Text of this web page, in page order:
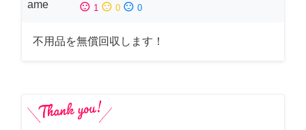
sentiment_satisfied 1 sentiment_neutral 0 sentiment_dissatisfied 0
不用品を無償回収します！